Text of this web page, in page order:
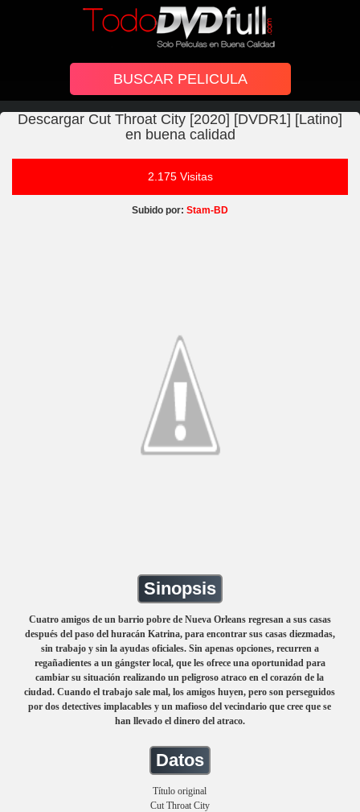
Descargar Cut Throat City [2020] [DVDR1] [Latino]
en buena calidad
2.175 Visitas
Subido por: Stam-BD
Sinopsis
Cuatro amigos de un barrio pobre de Nueva Orleans regresan a sus casas
después del paso del huracán Katrina, para encontrar sus casas diezmadas,
sin trabajo y sin la ayudas oficiales. Sin apenas opciones, recurren a
regañadientes a un gángster local, que les ofrece una oportunidad para
cambiar su situación realizando un peligroso atraco en el corazón de la
ciudad. Cuando el trabajo sale mal, los amigos huyen, pero son perseguidos
por dos detectives implacables y un mafioso del vecindario que cree que se
han llevado el dinero del atraco.
Datos
Título original
Cut Throat City